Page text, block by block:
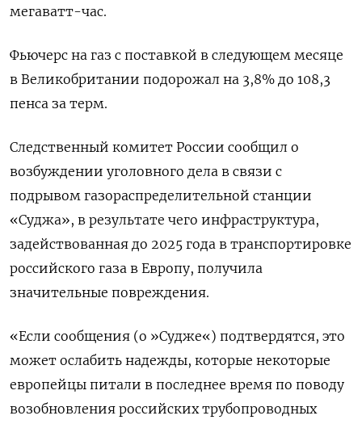
мегаватт-час.
Фьючерс на газ с поставкой в следующем месяце
в Великобритании подорожал на 3,8% до 108,3
пенса за терм.
Следственный комитет России сообщил о
возбуждении уголовного дела в связи с
подрывом газораспределительной станции
«Суджа», в результате чего инфраструктура,
задействованная до 2025 года в транспортировке
российского газа в Европу, получила
значительные повреждения.
«Если сообщения (о »Судже«) подтвердятся, это
может ослабить надежды, которые некоторые
европейцы питали в последнее время по поводу
возобновления российских трубопроводных